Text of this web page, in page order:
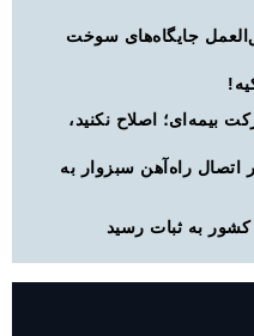
جایگاه‌های سوخت
بیمه مرکزی به ۸ شرکت بیمه‌ای؛ اصلاح نکنید،
اتصال راه‌آهن سبزوار به
کشور به ثبات رسید